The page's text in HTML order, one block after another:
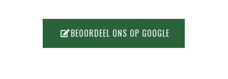
BEOORDEEL ONS OP GOOGLE